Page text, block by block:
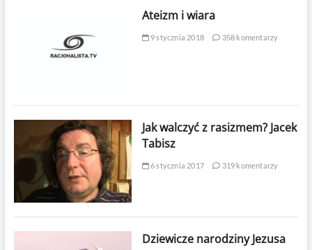
Ateizm i wiara
9 stycznia 2018 358 komentarzy
Jak walczyć z rasizmem? Jacek
Tabisz
6 stycznia 2017 319 komentarzy
Dziewicze narodziny Jezusa